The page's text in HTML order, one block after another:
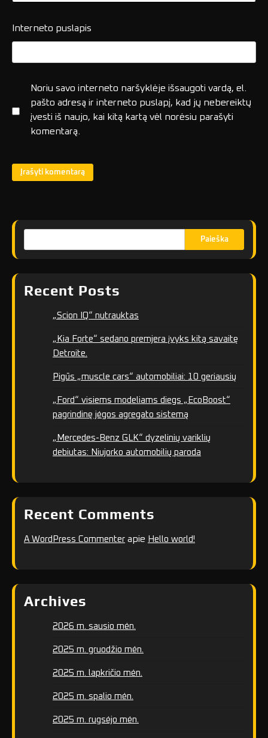
Interneto puslapis
Noriu savo interneto naršyklėje išsaugoti vardą, el.
pašto adresą ir interneto puslapį, kad jų nebereiktų
įvesti iš naujo, kai kitą kartą vėl norėsiu parašyti
komentarą.
Paieška
Recent Posts
„Scion IQ“ nutrauktas
„Kia Forte“ sedano premjera įvyks kitą savaitę
Detroite.
Pigūs „muscle cars“ automobiliai: 10 geriausių
„Ford“ visiems modeliams diegs „EcoBoost“
pagrindinę jėgos agregato sistemą
„Mercedes-Benz GLK“ dyzelinių variklių
debiutas: Niujorko automobilių paroda
Recent Comments
A WordPress Commenter apie Hello world!
Archives
2026 m. sausio mėn.
2025 m. gruodžio mėn.
2025 m. lapkričio mėn.
2025 m. spalio mėn.
2025 m. rugsėjo mėn.